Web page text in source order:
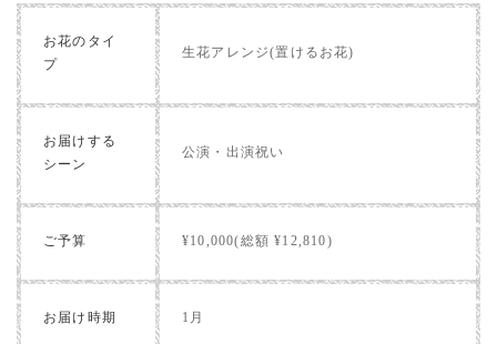
お花のタイ
プ
生花アレンジ(置けるお花)
お届けする
シーン
公演・出演祝い
ご予算 ¥10,000(総額 ¥12,810)
お届け時期 1月